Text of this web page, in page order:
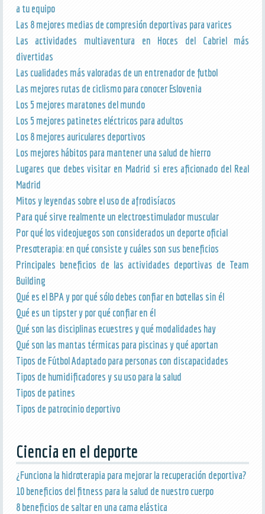
a tu equipo
Las 8 mejores medias de compresión deportivas para varices
Las actividades multiaventura en Hoces del Cabriel más
divertidas
Las cualidades más valoradas de un entrenador de futbol
Las mejores rutas de ciclismo para conocer Eslovenia
Los 5 mejores maratones del mundo
Los 5 mejores patinetes eléctricos para adultos
Los 8 mejores auriculares deportivos
Los mejores hábitos para mantener una salud de hierro
Lugares que debes visitar en Madrid si eres aficionado del Real
Madrid
Mitos y leyendas sobre el uso de afrodisíacos
Para qué sirve realmente un electroestimulador muscular
Por qué los videojuegos son considerados un deporte oficial
Presoterapia: en qué consiste y cuáles son sus beneficios
Principales beneficios de las actividades deportivas de Team
Building
Qué es el BPA y por qué sólo debes confiar en botellas sin él
Qué es un tipster y por qué confiar en él
Qué son las disciplinas ecuestres y qué modalidades hay
Qué son las mantas térmicas para piscinas y qué aportan
Tipos de Fútbol Adaptado para personas con discapacidades
Tipos de humidificadores y su uso para la salud
Tipos de patines
Tipos de patrocinio deportivo
Ciencia en el deporte
¿Funciona la hidroterapia para mejorar la recuperación deportiva?
10 beneficios del fitness para la salud de nuestro cuerpo
8 beneficios de saltar en una cama elástica